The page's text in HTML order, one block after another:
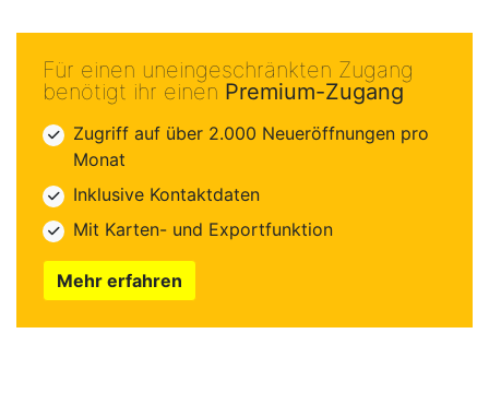
Für einen uneingeschränkten Zugang
benötigt ihr einen Premium-Zugang
Zugriff auf über 2.000 Neueröffnungen pro
Monat
Inklusive Kontaktdaten
Mit Karten- und Exportfunktion
Mehr erfahren